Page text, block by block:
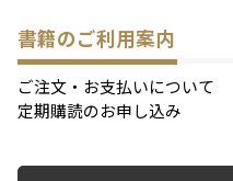
書籍のご利用案内
ご注文・お支払いについて
定期購読のお申し込み